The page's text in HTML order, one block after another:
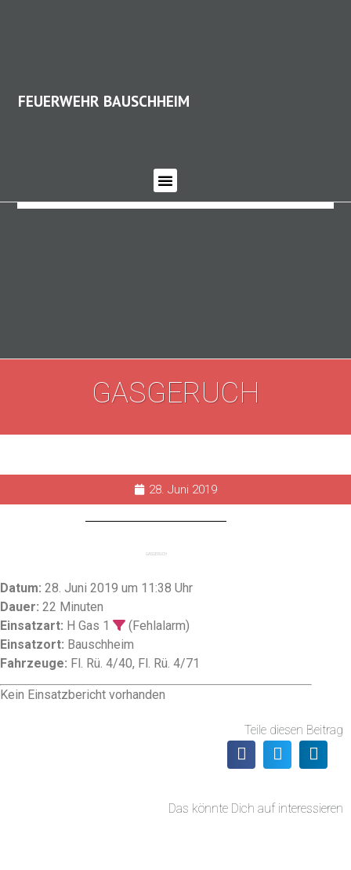
FEUERWEHR BAUSCHHEIM
GASGERUCH
28. Juni 2019
GASGERUCH
Datum: 28. Juni 2019 um 11:38 Uhr
Dauer: 22 Minuten
Einsatzart: H Gas 1
(Fehlalarm)
Einsatzort: Bauschheim
Fahrzeuge: Fl. Rü. 4/40, Fl. Rü. 4/71
Kein Einsatzbericht vorhanden
Teile diesen Beitrag
Das könnte Dich auf interessieren